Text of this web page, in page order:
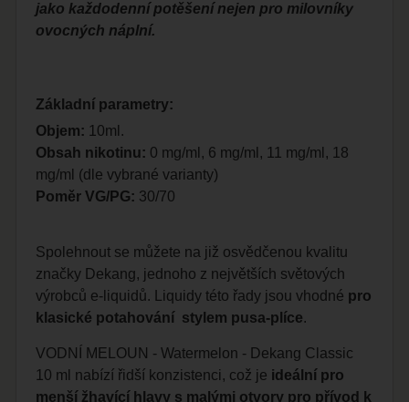
jako každodenní potěšení nejen pro milovníky
ovocných náplní.
Základní parametry:
Objem: 10ml.
Obsah nikotinu: 0 mg/ml, 6 mg/ml, 11 mg/ml, 18
mg/ml (dle vybrané varianty)
Poměr VG/PG: 30/70
Spolehnout se můžete na již osvědčenou kvalitu
značky Dekang, jednoho z největších světových
výrobců e-liquidů. Liquidy této řady jsou vhodné pro
klasické potahování stylem pusa-plíce.
VODNÍ MELOUN - Watermelon - Dekang Classic
10 ml nabízí řidší konzistenci, což je ideální pro
menší žhavící hlavy s malými otvory pro přívod k